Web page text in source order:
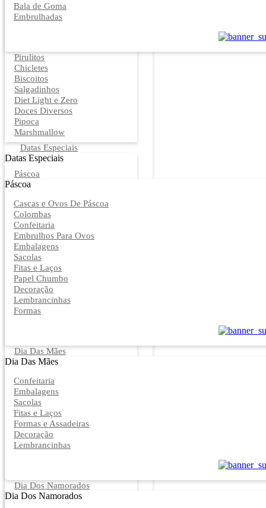
Bala de Goma
Embrulhadas
Pirulitos
Chicletes
Biscoitos
Salgadinhos
Diet Light e Zero
Doces Diversos
Pipoca
Marshmallow
Datas Especiais
Datas Especiais
Páscoa
Páscoa
Cascas e Ovos De Páscoa
Colombas
Confeitaria
Embrulhos Para Ovos
Embalagens
Sacolas
Fitas e Laços
Papel Chumbo
Decoração
Lembrancinhas
Formas
Dia Das Mães
Dia Das Mães
Confeitaria
Embalagens
Sacolas
Fitas e Laços
Formas e Assadeiras
Decoração
Lembrancinhas
Dia Dos Namorados
Dia Dos Namorados